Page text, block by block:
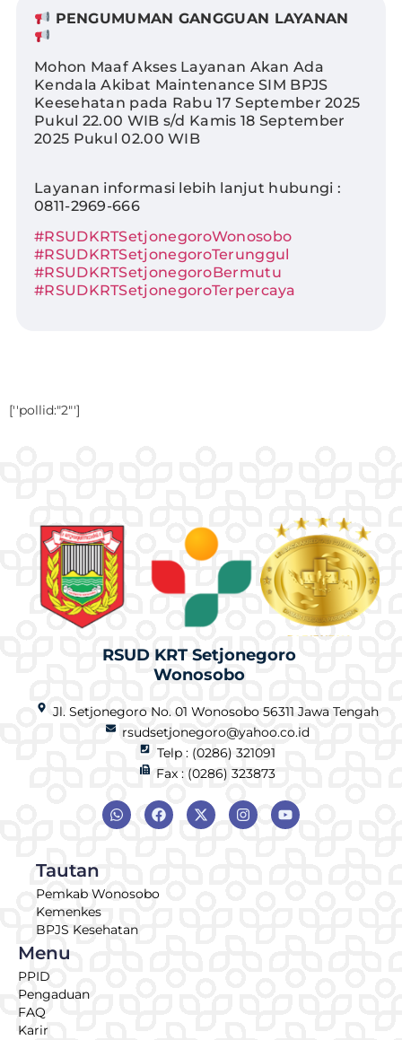
PENGUMUMAN GANGGUAN LAYANAN
Mohon Maaf Akses Layanan Akan Ada
Kendala Akibat Maintenance SIM BPJS
Keesehatan pada Rabu 17 September 2025
Pukul 22.00 WIB s/d Kamis 18 September
2025 Pukul 02.00 WIB
Layanan informasi lebih lanjut hubungi :
0811-2969-666
#RSUDKRTSetjonegoroWonosobo
#RSUDKRTSetjonegoroTerunggul
#RSUDKRTSetjonegoroBermutu
#RSUDKRTSetjonegoroTerpercaya
[''pollid:"2"']
RSUD KRT Setjonegoro
Wonosobo
Jl. Setjonegoro No. 01 Wonosobo 56311 Jawa Tengah
rsudsetjonegoro@yahoo.co.id
Telp : (0286) 321091
Fax : (0286) 323873
Tautan
Pemkab Wonosobo
Kemenkes
BPJS Kesehatan
Menu
PPID
Pengaduan
FAQ
Karir